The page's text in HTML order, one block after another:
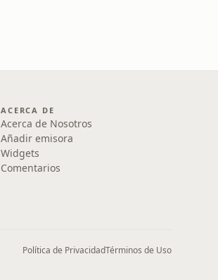
ACERCA DE
Acerca de Nosotros
Añadir emisora
Widgets
Comentarios
Política de PrivacidadTérminos de Uso